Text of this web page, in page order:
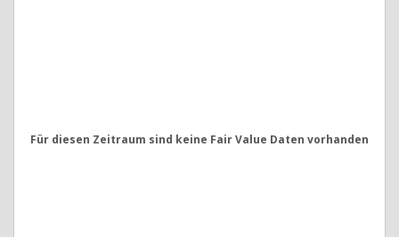
Für diesen Zeitraum sind keine Fair Value Daten vorhanden